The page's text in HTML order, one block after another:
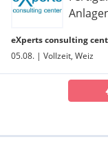
05.08. | Vollzeit, Weiz